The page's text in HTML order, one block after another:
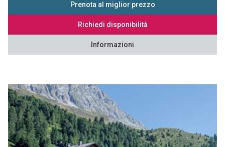
Prenota al miglior prezzo
Richiedi disponibilità
Informazioni